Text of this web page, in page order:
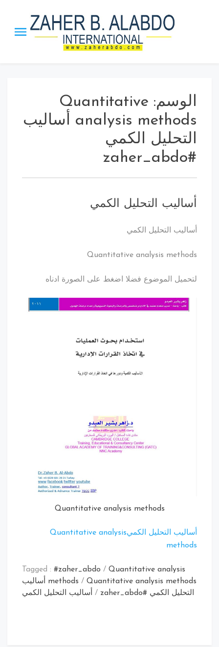
”Leadership_21” Approach and
ISS strategy.
الوسم: Quantitative
analysis methods أساليب
التحليل الكمي
#zaher_abdo
أساليب التحليل الكمي
أساليب التحليل الكمي
Quantitative analysis methods
لتحميل الموضوع فضلا اضغط على الصورة ادناه
Quantitative analysis methods
أساليب التحليل الكميQuantitative analysis
methods
Tagged : #zaher_abdo / Quantitative analysis
methods /
Quantitative analysis methods أساليب
التحليل الكمي #zaher_abdo
/ أساليب التحليل الكمي